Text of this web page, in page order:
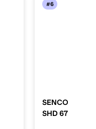
#6
SENCOR
SHD 6700VT